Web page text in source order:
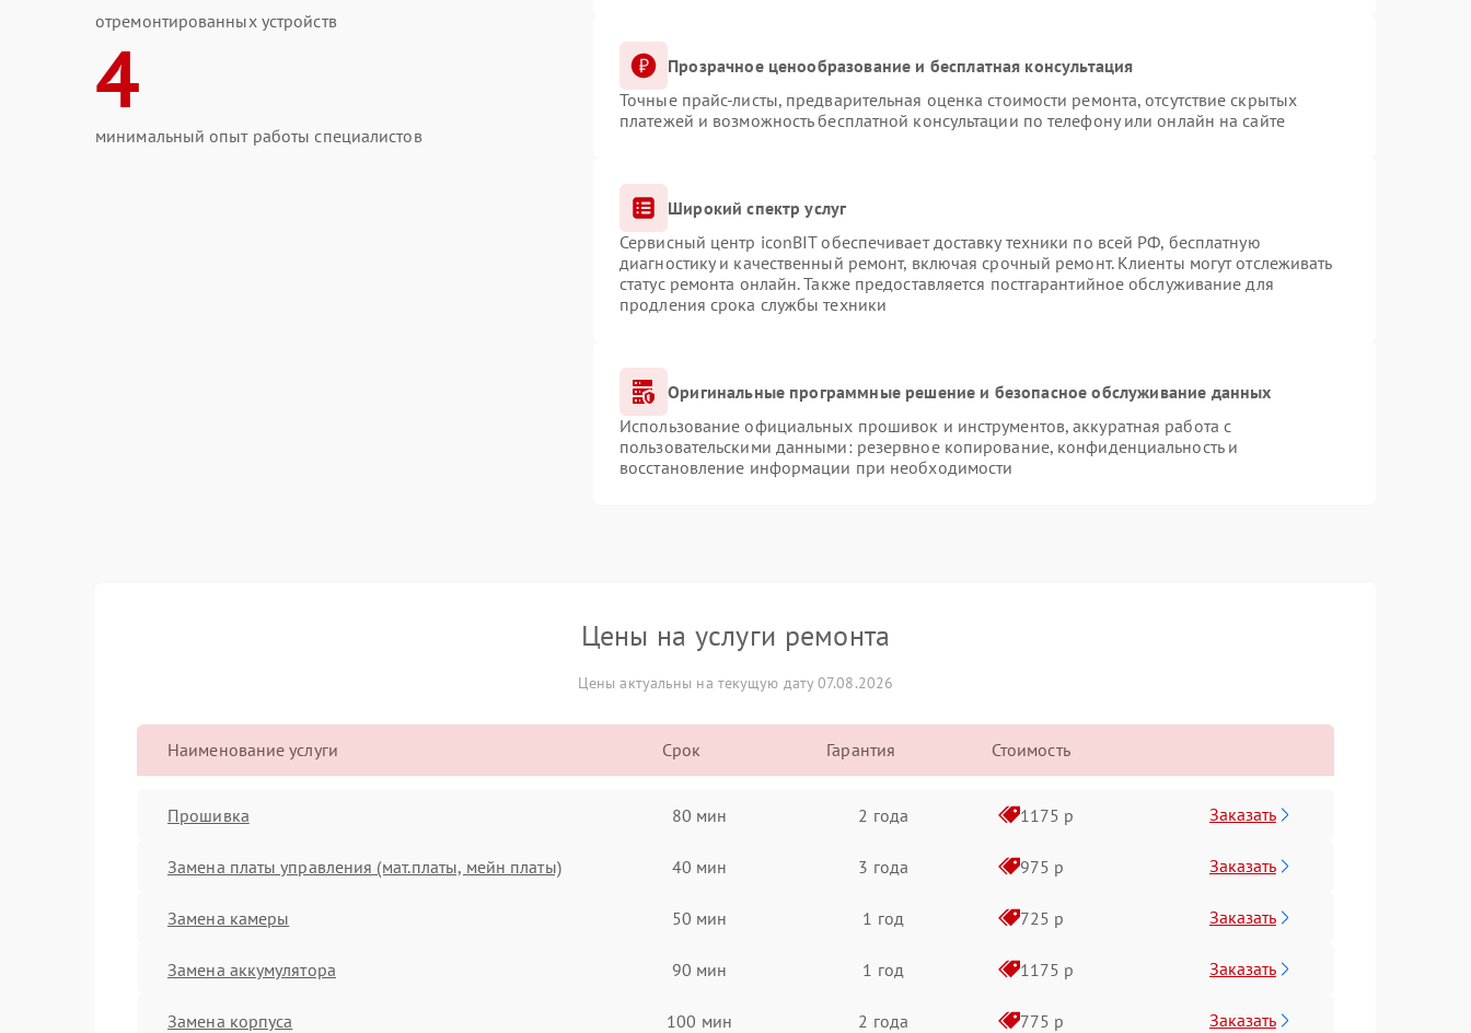
отремонтированных устройств
4
минимальный опыт работы специалистов
Прозрачное ценообразование и бесплатная консультация
Точные прайс-листы, предварительная оценка стоимости ремонта, отсутствие скрытых
платежей и возможность бесплатной консультации по телефону или онлайн на сайте
Широкий спектр услуг
Сервисный центр iconBIT обеспечивает доставку техники по всей РФ, бесплатную
диагностику и качественный ремонт, включая срочный ремонт. Клиенты могут отслеживать
статус ремонта онлайн. Также предоставляется постгарантийное обслуживание для
продления срока службы техники
Оригинальные программные решение и безопасное обслуживание данных
Использование официальных прошивок и инструментов, аккуратная работа с
пользовательскими данными: резервное копирование, конфиденциальность и
восстановление информации при необходимости
Цены на услуги ремонта
Цены актуальны на текущую дату 07.08.2026
Наименование услуги Срок Гарантия Стоимость
Прошивка 80 мин 2 года 1175 р Заказать
Замена платы управления (мат.платы, мейн платы) 40 мин 3 года 975 р Заказать
Замена камеры 50 мин 1 год 725 р Заказать
Замена аккумулятора 90 мин 1 год 1175 р Заказать
Замена корпуса 100 мин 2 года 775 р Заказать